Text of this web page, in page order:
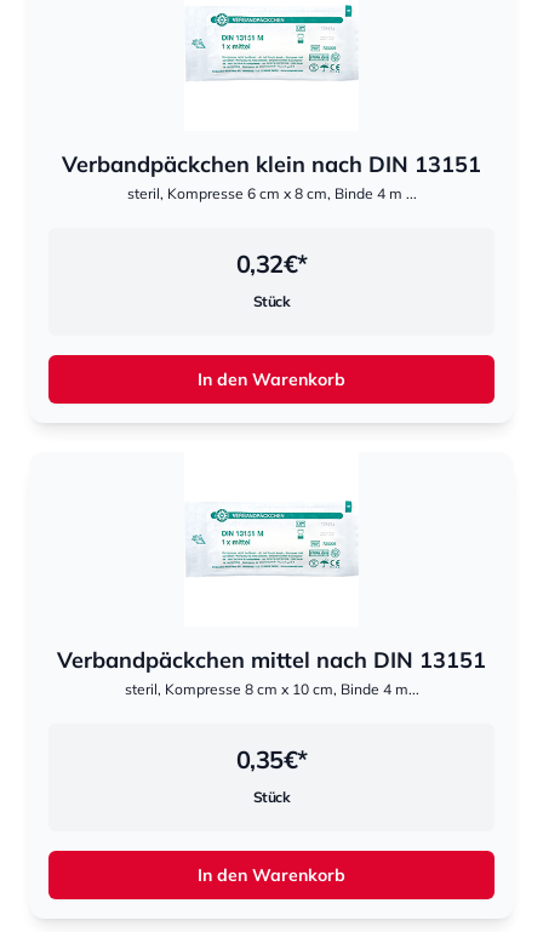
Verbandpäckchen klein nach DIN 13151
steril, Kompresse 6 cm x 8 cm, Binde 4 m ...
0,32€*
Stück
In den Warenkorb
Verbandpäckchen mittel nach DIN 13151
steril, Kompresse 8 cm x 10 cm, Binde 4 m...
0,35€*
Stück
In den Warenkorb